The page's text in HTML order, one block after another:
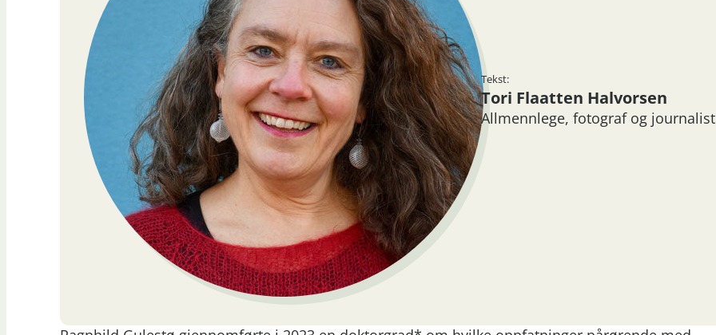
Tekst:
​Tori Flaatten Halvorsen
Allmennlege, fotograf og journalist